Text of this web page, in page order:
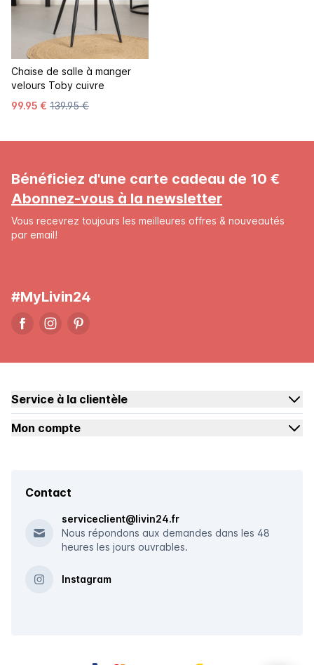
Chaise de salle à manger
velours Toby cuivre
99.95 € 139.95 €
Bénéficiez d'une carte cadeau de 10 €
Abonnez-vous à la newsletter
Vous recevrez toujours les meilleures offres & nouveautés
par email!
#MyLivin24
Service à la clientèle
Mon compte
Contact
serviceclient@livin24.fr
Nous répondons aux demandes dans les 48
heures les jours ouvrables.
Instagram